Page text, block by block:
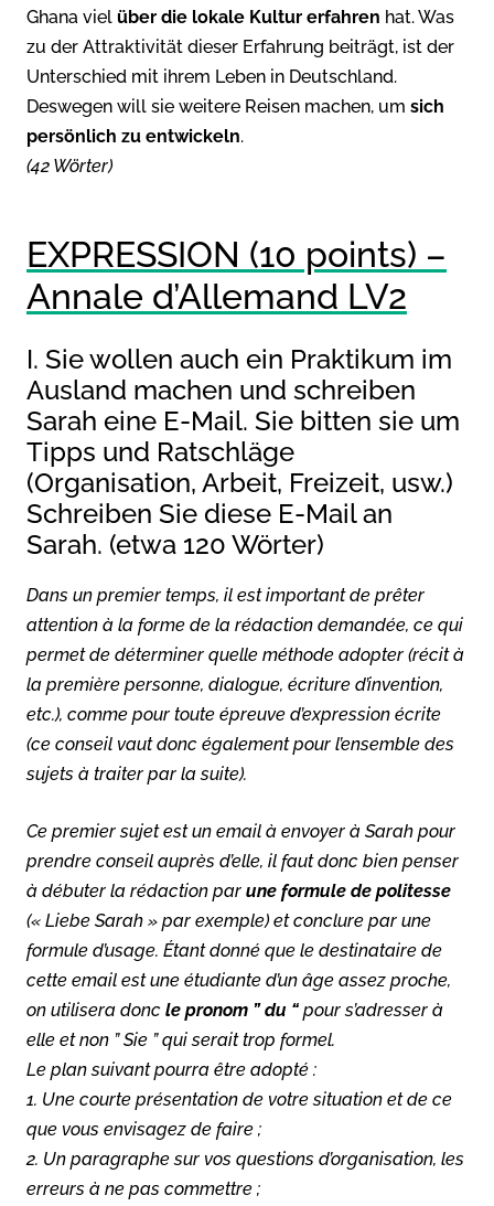
Ghana viel über die lokale Kultur erfahren hat. Was
zu der Attraktivität dieser Erfahrung beiträgt, ist der
Unterschied mit ihrem Leben in Deutschland.
Deswegen will sie weitere Reisen machen, um sich
persönlich zu entwickeln.
(42 Wörter)
EXPRESSION (10 points) –
Annale d’Allemand LV2
I. Sie wollen auch ein Praktikum im
Ausland machen und schreiben
Sarah eine E-Mail. Sie bitten sie um
Tipps und Ratschläge
(Organisation, Arbeit, Freizeit, usw.)
Schreiben Sie diese E-Mail an
Sarah. (etwa 120 Wörter)
Dans un premier temps, il est important de prêter
attention à la forme de la rédaction demandée, ce qui
permet de déterminer quelle méthode adopter (récit à
la première personne, dialogue, écriture d’invention,
etc.), comme pour toute épreuve d’expression écrite
(ce conseil vaut donc également pour l’ensemble des
sujets à traiter par la suite).
Ce premier sujet est un email à envoyer à Sarah pour
prendre conseil auprès d’elle, il faut donc bien penser
à débuter la rédaction par une formule de politesse
(« Liebe Sarah » par exemple) et conclure par une
formule d’usage. Étant donné que le destinataire de
cette email est une étudiante d’un âge assez proche,
on utilisera donc le pronom ” du “ pour s’adresser à
elle et non ” Sie ” qui serait trop formel.
Le plan suivant pourra être adopté :
1. Une courte présentation de votre situation et de ce
que vous envisagez de faire ;
2. Un paragraphe sur vos questions d’organisation, les
erreurs à ne pas commettre ;